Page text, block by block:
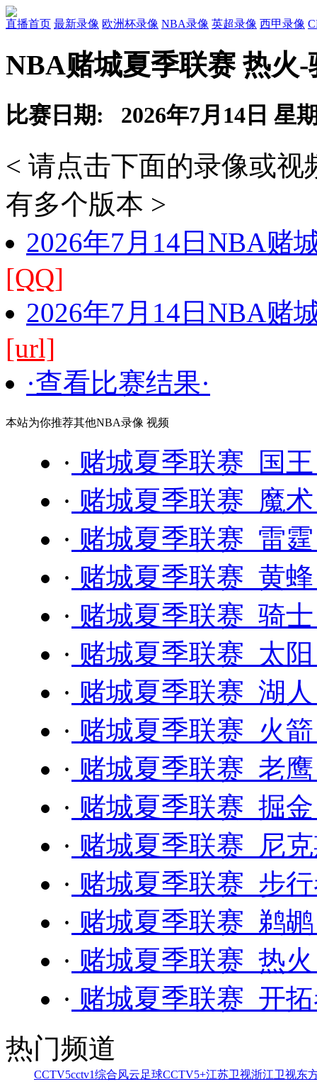
直播首页 最新录像 欧洲杯录像 NBA录像 英超录像 西甲录像
NBA赌城夏季联赛 热火
比赛日期: 2026年7月14日 星
< 请点击下面的录像或
有多个版本 >
2026年7月14日NBA赌
[QQ]
2026年7月14日NBA赌
[url]
·查看比赛结果·
本站为你推荐其他NBA录像 视频
· 赌城夏季联赛 国
· 赌城夏季联赛 魔
· 赌城夏季联赛 雷
· 赌城夏季联赛 黄
· 赌城夏季联赛 骑
· 赌城夏季联赛 太
· 赌城夏季联赛 湖
· 赌城夏季联赛 火
· 赌城夏季联赛 老
· 赌城夏季联赛 掘
· 赌城夏季联赛 尼
· 赌城夏季联赛 步
· 赌城夏季联赛 鹈
· 赌城夏季联赛 热
· 赌城夏季联赛 开
热门频道
CCTV5cctv1综合风云足球CCTV5+江苏卫视浙江卫视东